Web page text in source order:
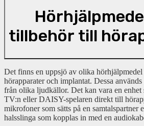
tillbehör till
Det finns en uppsjö av olika
hörapparater och implantat. Dessa
från olika ljudkällor. Det kan vara en enhet
TV:n eller DAISY-spelaren direkt till
mikrofoner som sätts på en samtalspartner
halsslinga som kopplas in med en